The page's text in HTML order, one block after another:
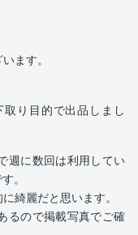
ます。
り目的で出品しまし
週に数回は利用してい
。
綺麗だと思います。
るので掲載写真でご確